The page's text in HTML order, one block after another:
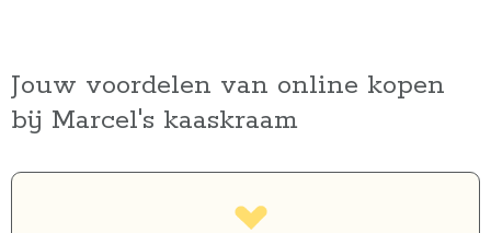
Jouw voordelen van online kopen
bij Marcel's kaaskraam